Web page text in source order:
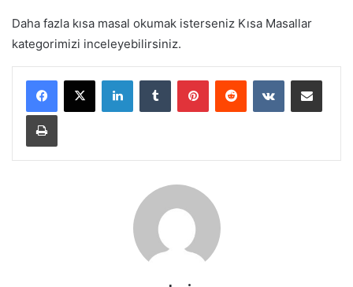
Daha fazla kısa masal okumak isterseniz Kısa Masallar
kategorimizi inceleyebilirsiniz.
LinkedInTumblr PinterestReddit VKontakteE-Posta ile paylaş
Yazdır